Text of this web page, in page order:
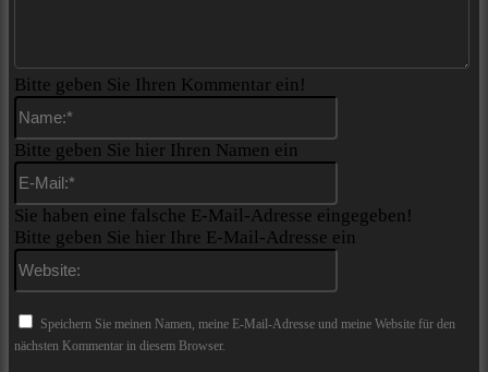
Bitte geben Sie Ihren Kommentar ein!
Bitte geben Sie hier Ihren Namen ein
Sie haben eine falsche E-Mail-Adresse eingegeben!
Bitte geben Sie hier Ihre E-Mail-Adresse ein
Speichern Sie meinen Namen, meine E-Mail-Adresse und meine Website für den
nächsten Kommentar in diesem Browser.